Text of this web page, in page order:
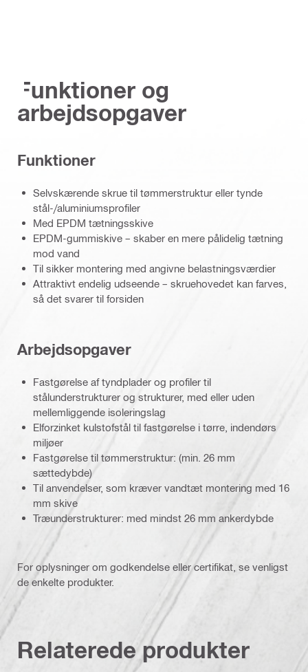
Funktioner og
arbejdsopgaver
Funktioner
Selvskærende skrue til tømmerstruktur eller tynde
stål-/aluminiumsprofiler
Med EPDM tætningsskive
EPDM-gummiskive – skaber en mere pålidelig tætning
mod vand
Til sikker montering med angivne belastningsværdier
Attraktivt endelig udseende – skruehovedet kan farves,
så det svarer til forsiden
Arbejdsopgaver
Fastgørelse af tyndplader og profiler til
stålunderstrukturer og strukturer, med eller uden
mellemliggende isoleringslag
Elforzinket kulstofstål til fastgørelse i tørre, indendørs
miljøer
Fastgørelse til tømmerstruktur: (min. 26 mm
sættedybde)
Til anvendelser, som kræver vandtæt montering med 16
mm skive
Træunderstrukturer: med mindst 26 mm ankerdybde
For oplysninger om godkendelse eller certifikat, se venligst
de enkelte produkter.
Relaterede produkter